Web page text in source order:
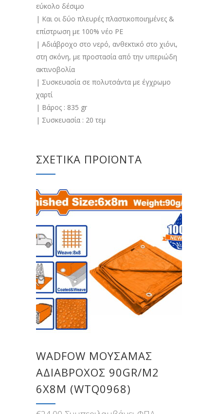
εύκολο δέσιμο
| Και οι δύο πλευρές πλαστικοποιημένες &
επίστρωση με 100% νέο PE
| Aδιάβροχο στο νερό, ανθεκτικό στο χιόνι,
στη σκόνη, με προστασία από την υπεριώδη
ακτινοβολία
| Συσκευασία σε πολυτσάντα με έγχρωμο
χαρτί
| Βάρος : 835 gr
| Συσκευασία : 20 τεμ
ΣΧΕΤΙΚΆ ΠΡΟΪΌΝΤΑ
WADFOW ΜΟΥΣΑΜΑΣ
ΑΔΙΑΒΡΟΧΟΣ 90GR/M2
6X8M (WTQ0968)